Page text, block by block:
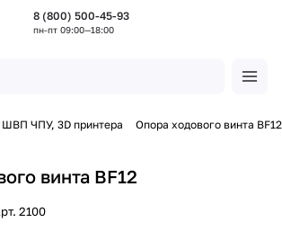
8 (800) 500-45-93
пн-пт 09:00—18:00
ЧПУ, 3D принтера Опора ходового винта BF12
винта BF12
2100